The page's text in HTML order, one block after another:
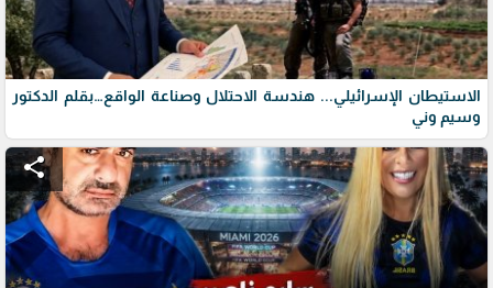
الاستيطان الإسرائيلي... هندسة الاحتلال وصناعة الواقع…بقلم الدكتور
وسيم وني
share